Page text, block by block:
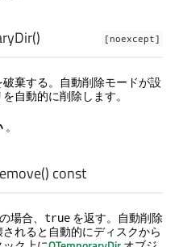
[noexcept]
()
棄する。自動削除モードが設
自動的に削除します。
。
() const
場合、 true を返す。自動削除
れると自動的にディスクから